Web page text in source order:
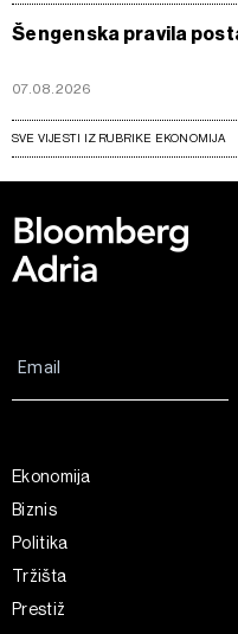
Šengenska pravila
07.08.2026
SVE VIJESTI IZ RUBRIKE EKONOMIJA
Ekonomija
Biznis
Politika
Tržišta
Prestiž